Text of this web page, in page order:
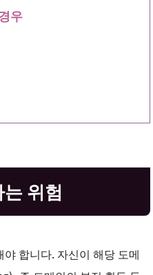
우
위험
합니다. 자신이 해당 도메